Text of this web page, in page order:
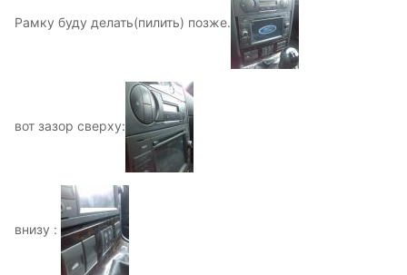
Рамку буду делать(пилить) позже.
вот зазор сверху:
внизу :